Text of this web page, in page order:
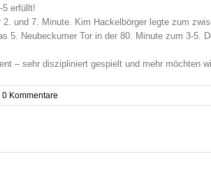
5 erfüllt!
und 7. Minute. Kim Hackelbörger legte zum
5. Neubeckumer Tor in der 80. Minute zum 3-5.
– sehr diszipliniert gespielt und mehr möchten
0 Kommentare